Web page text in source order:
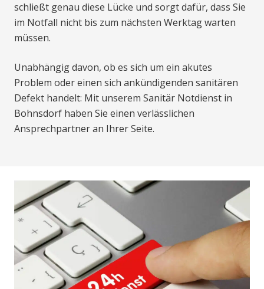
schließt genau diese Lücke und sorgt dafür, dass Sie
im Notfall nicht bis zum nächsten Werktag warten
müssen.
Unabhängig davon, ob es sich um ein akutes
Problem oder einen sich ankündigenden sanitären
Defekt handelt: Mit unserem Sanitär Notdienst in
Bohnsdorf haben Sie einen verlässlichen
Ansprechpartner an Ihrer Seite.